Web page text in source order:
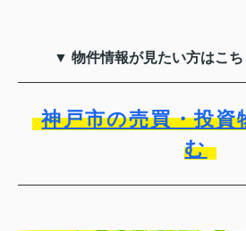
▼ 物件情報が見たい方はこ
神戸市の売買・投資
む